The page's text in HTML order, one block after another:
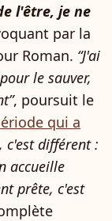
l'être, je ne
par la
Roman. “J'ai
le sauver,
, poursuit le
qui a
c'est différent :
accueille
prête, c'est